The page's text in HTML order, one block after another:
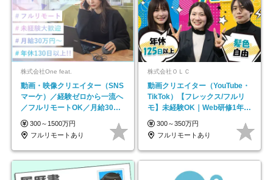
株式会社One feat.
動画・映像クリエイター（SNS
マーケ）／経験ゼロから一流へ
／フルリモートOK／月給30万
円～／年休130日以上
300～1500万円
フルリモートあり
株式会社ＯＬＣ
動画クリエイター（YouTube・
TikTok）【フレックス/フルリ
モ】未経験OK｜Web研修1年間
｜副業OK
300～350万円
フルリモートあり